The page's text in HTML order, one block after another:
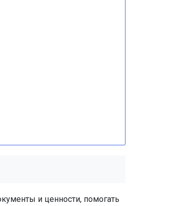
и ценности, помогать